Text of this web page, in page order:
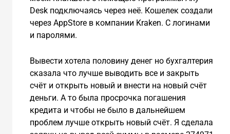
Desk подключаясь через неё. Кошелек создали
через AppStore в компании Kraken. С логинами
и паролями.
Вывести хотела половину денег но бухгалтерия
сказала что лучше выводить все и закрыть
счёт и открыть новый и внести на новый счёт
деньги. А то была просрочка погашения
кредита и чтобы не было в дальнейшем
проблем лучше открыть новый счёт. Я сделала